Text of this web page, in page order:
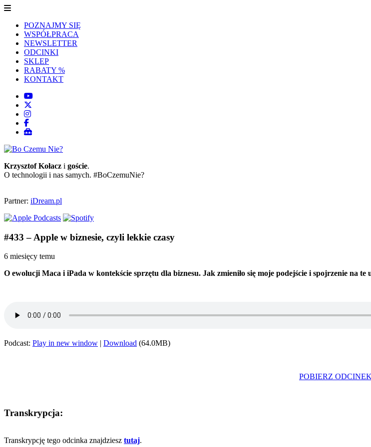
POZNAJMY SIĘ
WSPÓŁPRACA
NEWSLETTER
ODCINKI
SKLEP
RABATY %
KONTAKT
Krzysztof Kołacz i goście.
O technologii i nas samych. #BoCzemuNie?
Partner: iDream.pl
#433 – Apple w biznesie, czyli lekkie czasy
6 miesięcy temu
Transkrypcja:
Transkrypcję tego odcinka znajdziesz tutaj.
O ewolucji Maca i iPada w kontekście sprzętu dla biznesu. Jak zmieniło się moje podejście i spojrzenie na te
Podcast: Play in new window | Download (64.0MB)
POBIERZ